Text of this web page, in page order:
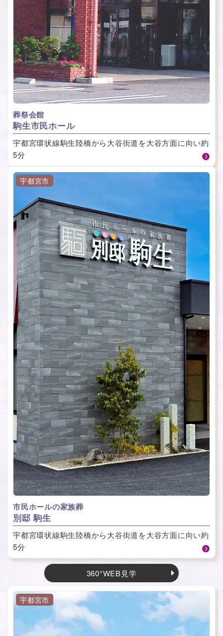
葬祭会館
駒⽣市⺠ホール
宇都宮環状線駒生陸橋から大谷街道を大谷方面に向い約
5分
宇都宮市
市民ホールの家族葬
別邸 駒生
宇都宮環状線駒生陸橋から大谷街道を大谷方面に向い約
5分
360°WEB見学
宇都宮市